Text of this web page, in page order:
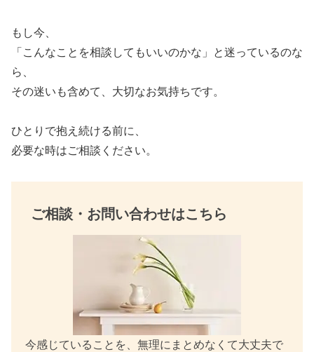
e
b
o
k
もし今、
「こんなことを相談してもいいのかな」と迷っているのな
ら、
その迷いも含めて、大切なお気持ちです。
ひとりで抱え続ける前に、
必要な時はご相談ください。
ご相談・お問い合わせはこちら
今感じていることを、無理にまとめなくて大丈夫で